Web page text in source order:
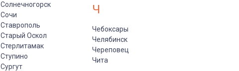
Солнечногорск
Сочи
Ставрополь
Старый Оскол
Стерлитамак
Ступино
Сургут
Ч
Чебоксары
Челябинск
Череповец
Чита